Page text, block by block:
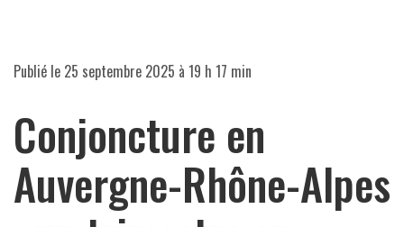
Publié le 25 septembre 2025 à 19 h 17 min
Conjoncture en
Auvergne-Rhône-Alpes